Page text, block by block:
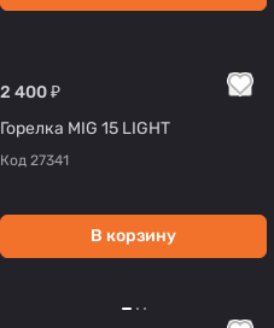
2 400 ₽
Горелка MIG 15 LIGHT
Код 27341
В корзину